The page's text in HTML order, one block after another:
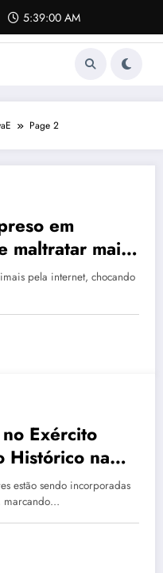
5:39:00 AM
Page 2
em
maltratar mais
pela internet, chocando
Exército
Histórico na
estão sendo incorporadas
marcando…